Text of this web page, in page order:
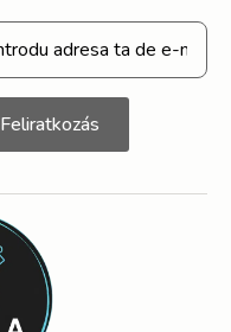
Feliratkozás